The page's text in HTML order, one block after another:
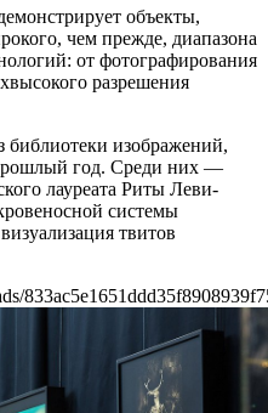
объекты,
чем прежде, диапазона
от фотографирования
разрешения
библиотеки изображений,
год. Среди них —
лауреата Риты Леви-
системы
твитов